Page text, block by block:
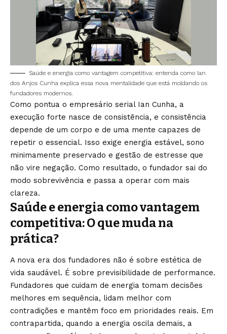
Saúde e energia como vantagem competitiva: entenda como Ian
dos Anjos Cunha explica essa nova mentalidade que está moldando os
fundadores modernos.
Como pontua o empresário serial Ian Cunha, a
execução forte nasce de consistência, e consistência
depende de um corpo e de uma mente capazes de
repetir o essencial. Isso exige energia estável, sono
minimamente preservado e gestão de estresse que
não vire negação. Como resultado, o fundador sai do
modo sobrevivência e passa a operar com mais
clareza.
Saúde e energia como vantagem
competitiva: O que muda na
prática?
A nova era dos fundadores não é sobre estética de
vida saudável. É sobre previsibilidade de performance.
Fundadores que cuidam de energia tomam decisões
melhores em sequência, lidam melhor com
contradições e mantêm foco em prioridades reais. Em
contrapartida, quando a energia oscila demais, a